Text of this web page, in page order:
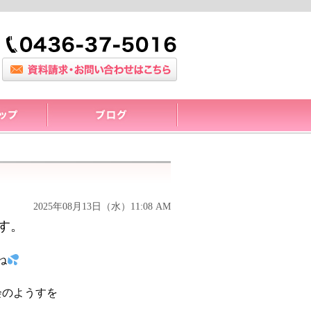
2025年08月13日（水）11:08 AM
。
ようすを